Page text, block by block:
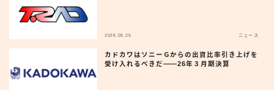
2026.05.25 ニュース
カドカワはソニーＧからの出資比率引き上げを
受け入れるべきだ——26年３月期決算